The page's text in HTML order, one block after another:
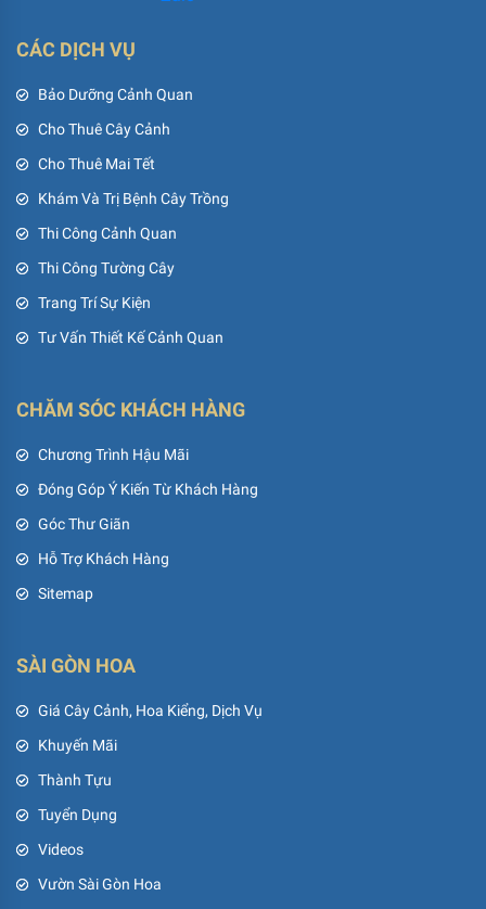
CÁC DỊCH VỤ
Bảo Dưỡng Cảnh Quan
Cho Thuê Cây Cảnh
Cho Thuê Mai Tết
Khám Và Trị Bệnh Cây Trồng
Thi Công Cảnh Quan
Thi Công Tường Cây
Trang Trí Sự Kiện
Tư Vấn Thiết Kế Cảnh Quan
CHĂM SÓC KHÁCH HÀNG
Chương Trình Hậu Mãi
Đóng Góp Ý Kiến Từ Khách Hàng
Góc Thư Giãn
Hỗ Trợ Khách Hàng
Sitemap
SÀI GÒN HOA
Giá Cây Cảnh, Hoa Kiểng, Dịch Vụ
Khuyến Mãi
Thành Tựu
Tuyển Dụng
Videos
Vườn Sài Gòn Hoa